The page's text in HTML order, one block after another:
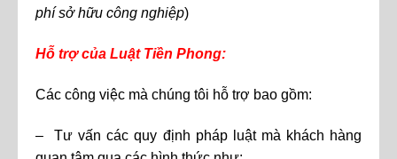
phí sở hữu công nghiệp)
Hỗ trợ của Luật Tiền Phong:
Các công việc mà chúng tôi hỗ trợ bao gồm:
– Tư vấn các quy định pháp luật mà khách hàng